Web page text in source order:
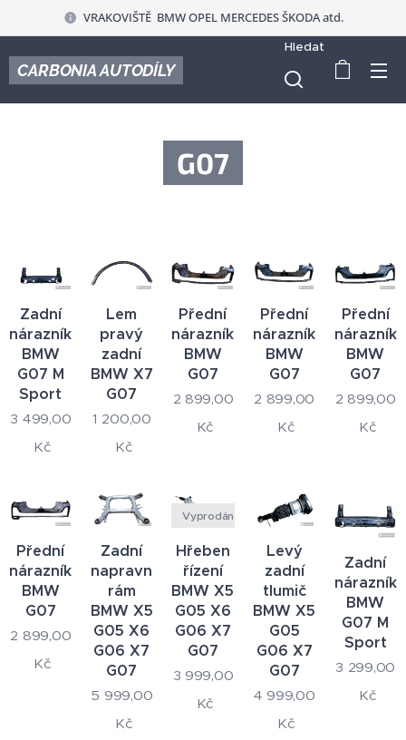
VRAKOVIŠTĚ BMW OPEL MERCEDES ŠKODA atd.
CARBONIA AUTODÍLY
Hledat
G07
Zadní
nárazník
BMW
G07 M
Sport
3 499,00
Kč
Lem
pravý
zadní
BMW X7
G07
1 200,00
Kč
Přední
nárazník
BMW
G07
2 899,00
Kč
Přední
nárazník
BMW
G07
2 899,00
Kč
Přední
nárazník
BMW
G07
2 899,00
Kč
Přední
nárazník
BMW
G07
2 899,00
Kč
Zadní
napravnice
rám
BMW X5
G05 X6
G06 X7
G07
5 999,00
Kč
Hřeben
řízení
BMW X5
G05 X6
G06 X7
G07
Vyprodáno
3 999,00
Kč
Levý
zadní
tlumič
BMW X5
G05
G06 X7
G07
4 999,00
Kč
Zadní
nárazník
BMW
G07 M
Sport
3 299,00
Kč